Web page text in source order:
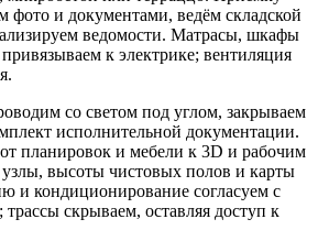
фото и документами, ведём складской
ведомости. Матрасы, шкафы
к электрике; вентиляция
со светом под углом, закрываем
исполнительной документации.
планировок и мебели к 3D и рабочим
высоты чистовых полов и карты
и кондиционирование согласуем с
скрываем, оставляя доступ к